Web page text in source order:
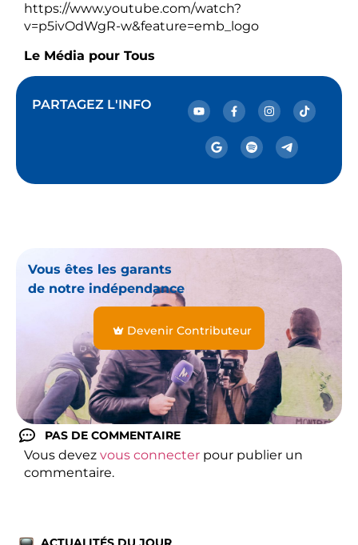
https://www.youtube.com/watch?
v=p5ivOdWgR-w&feature=emb_logo
Le Média pour Tous
PARTAGEZ L'INFO
Vous êtes les garants
de notre indépendance
Devenir Contributeur
PAS DE COMMENTAIRE
Vous devez vous connecter pour publier un
commentaire.